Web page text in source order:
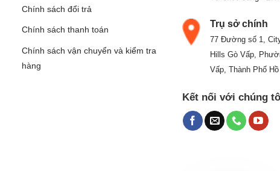
Chính sách đổi trả
Chính sách thanh toán
Chính sách vận chuyển và kiểm tra
hàng
Trụ sở chính
77 Đường số 1,
Hills Gò Vấp,
Vấp, Thành Phố
Kết nối với chúng